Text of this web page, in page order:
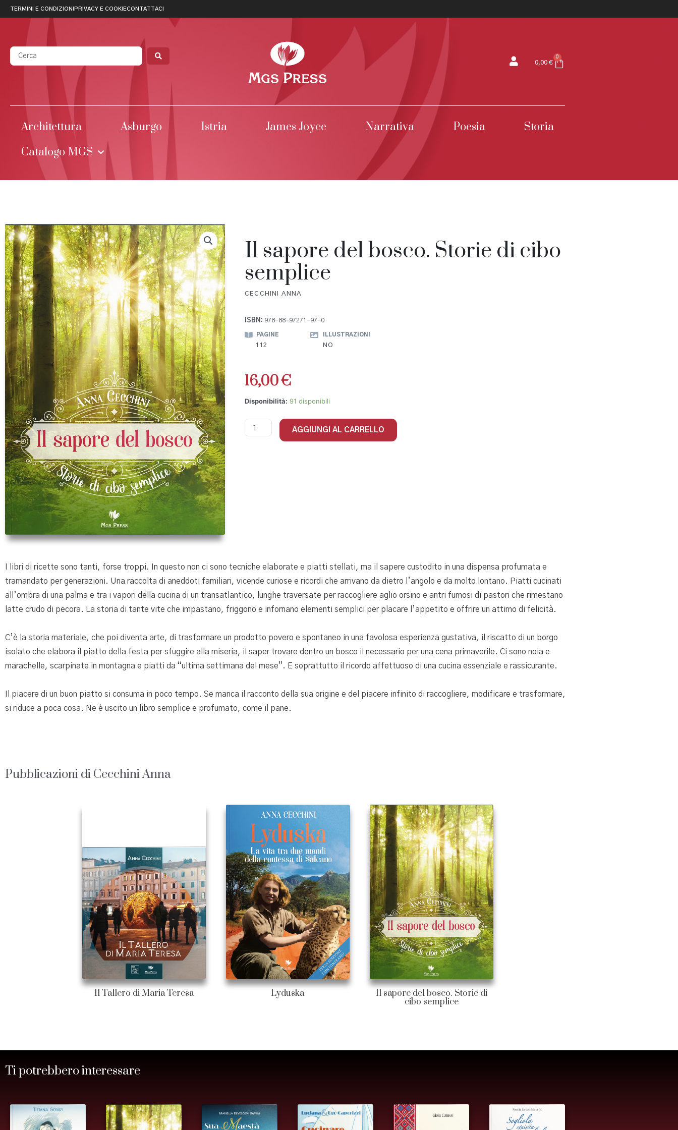
TERMINI E CONDIZIONI PRIVACY E COOKIECONTATTACI
0,00 €
0
Architettura Asburgo Istria James Joyce Narrativa Poesia
Storia
Catalogo MGS
Il sapore del bosco. Storie di cibo
semplice
CECCHINI ANNA
ISBN: 978-88-97271-97-0
PAGINE
112
ILLUSTRAZIONI
NO
16,00€
Disponibilità: 91 disponibili
AGGIUNGI AL CARRELLO
I libri di ricette sono tanti, forse troppi. In questo non ci sono tecniche elaborate e piatti stellati, ma il sapere custodito in una dispensa profumata e
tramandato per generazioni. Una raccolta di aneddoti familiari, vicende curiose e ricordi che arrivano da dietro l’angolo e da molto lontano. Piatti cucinati
all’ombra di una palma e tra i vapori della cucina di un transatlantico, lunghe traversate per raccogliere aglio orsino e antri fumosi di pastori che rimestano
latte crudo di pecora. La storia di tante vite che impastano, friggono e infornano elementi semplici per placare l’appetito e offrire un attimo di felicità.
C’è la storia materiale, che poi diventa arte, di trasformare un prodotto povero e spontaneo in una favolosa esperienza gustativa, il riscatto di un borgo
isolato che elabora il piatto della festa per sfuggire alla miseria, il saper trovare dentro un bosco il necessario per una cena primaverile. Ci sono noia e
marachelle, scarpinate in montagna e piatti da “ultima settimana del mese”. E soprattutto il ricordo affettuoso di una cucina essenziale e rassicurante.
Il piacere di un buon piatto si consuma in poco tempo. Se manca il racconto della sua origine e del piacere infinito di raccogliere, modificare e trasformare,
si riduce a poca cosa. Ne è uscito un libro semplice e profumato, come il pane.
Pubblicazioni di Cecchini Anna
Il Tallero di Maria Teresa Lyduska Il sapore del bosco. Storie di
cibo semplice
Ti potrebbero interessare